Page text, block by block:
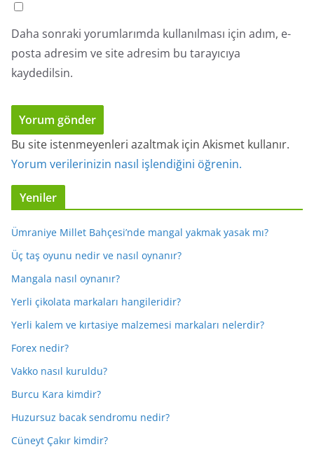
Daha sonraki yorumlarımda kullanılması için adım, e-
posta adresim ve site adresim bu tarayıcıya
kaydedilsin.
Bu site istenmeyenleri azaltmak için Akismet kullanır.
Yorum verilerinizin nasıl işlendiğini öğrenin.
Yeniler
Ümraniye Millet Bahçesi’nde mangal yakmak yasak mı?
Üç taş oyunu nedir ve nasıl oynanır?
Mangala nasıl oynanır?
Yerli çikolata markaları hangileridir?
Yerli kalem ve kırtasiye malzemesi markaları nelerdir?
Forex nedir?
Vakko nasıl kuruldu?
Burcu Kara kimdir?
Huzursuz bacak sendromu nedir?
Cüneyt Çakır kimdir?